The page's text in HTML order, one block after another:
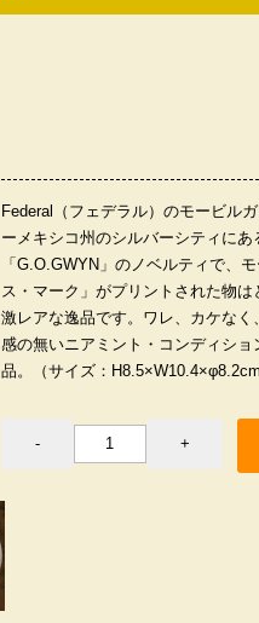
Federal（フェデラル）のモービル
ーメキシコ州のシルバーシティにあ
「G.O.GWYN」のノベルティで、
ス・マーク」がプリントされた物
激レアな逸品です。ワレ、カケなく
感の無いニアミント・コンディショ
品。（サイズ：H8.5×W10.4×φ8.2cm